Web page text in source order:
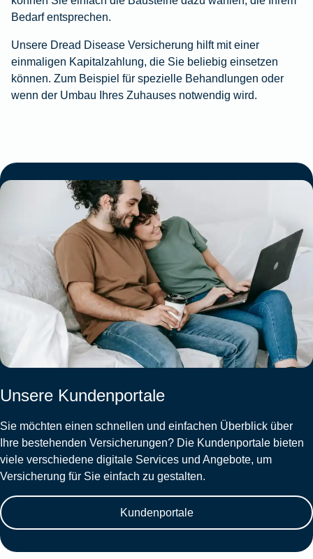
Bedarf entsprechen.
Unsere Dread Disease Versicherung hilft mit einer
einmaligen Kapitalzahlung, die Sie beliebig einsetzen
können. Zum Beispiel für spezielle Behandlungen oder
wenn der Umbau Ihres Zuhauses notwendig wird.
Unsere Kundenportale
Sie möchten einen schnellen und einfachen Überblick über
Ihre bestehenden Versicherungen? Die Kundenportale bieten
viele verschiedene digitale Services und Angebote, um
Versicherung für Sie einfach zu gestalten.
Kundenportale